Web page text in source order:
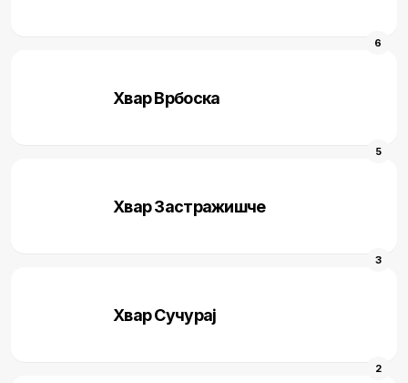
Хвар Врбоска
6
Хвар Застражишче
5
Хвар Сучураj
3
2